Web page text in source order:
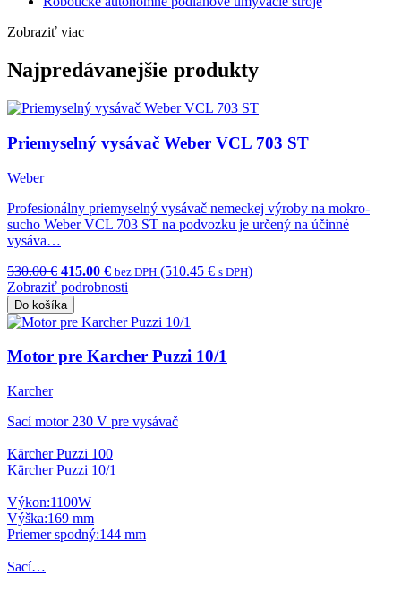
Zobraziť viac
Najpredávanejšie produkty
Priemyselný vysávač Weber VCL 703 ST
Weber
Profesionálny priemyselný vysávač nemeckej výroby na mokro-
sucho Weber VCL 703 ST na podvozku je určený na účinné
vysáva…
530.00 € 415.00 € bez DPH (510.45 € s DPH)
Zobraziť podrobnosti
Do košíka
Motor pre Karcher Puzzi 10/1
Karcher
Sací motor 230 V pre vysávač
Kärcher Puzzi 100
Kärcher Puzzi 10/1
Výkon:1100W
Výška:169 mm
Priemer spodný:144 mm
Sací…